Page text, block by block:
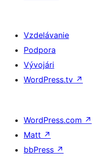
Vzdelávanie
Podpora
Vývojári
WordPress.tv ↗
WordPress.com ↗
Matt ↗
bbPress ↗